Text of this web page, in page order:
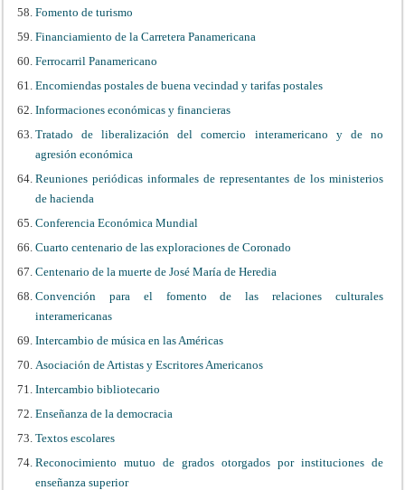
Fomento de turismo
Financiamiento de la Carretera Panamericana
Ferrocarril Panamericano
Encomiendas postales de buena vecindad y tarifas postales
Informaciones económicas y financieras
Tratado de liberalización del comercio interamericano y de no
agresión económica
Reuniones periódicas informales de representantes de los ministerios
de hacienda
Conferencia Económica Mundial
Cuarto centenario de las exploraciones de Coronado
Centenario de la muerte de José María de Heredia
Convención para el fomento de las relaciones culturales
interamericanas
Intercambio de música en las Américas
Asociación de Artistas y Escritores Americanos
Intercambio bibliotecario
Enseñanza de la democracia
Textos escolares
Reconocimiento mutuo de grados otorgados por instituciones de
enseñanza superior